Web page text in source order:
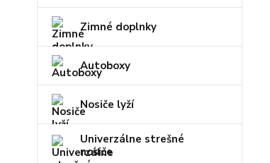
Zimné doplnky
Autoboxy
Nosiče lyží
Univerzálne strešné
nosiče